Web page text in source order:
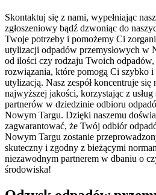
Skontaktuj się z nami, wypełniając
zgłoszeniowy bądź dzwoniąc do
Twoje potrzeby i pomożemy Ci
utylizacji odpadów przemysłowych w
od ilości czy rodzaju Twoich
rozwiązania, które pomogą Ci szybko
utylizacją. Nasz zespół koncentruje się
najwyższej jakości, korzystając z
partnerów w dziedzinie odbioru
Nowym Targu. Dzięki naszemu
zagwarantować, że Twój odbiór
Nowym Targu zostanie
skuteczny i zgodny z bieżącymi
niezawodnym partnerem w dbaniu o
środowiska!